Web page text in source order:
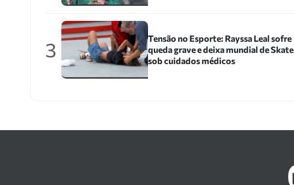
3
Tensão no Esporte: Rayssa Leal sofre
queda grave e deixa mundial de Skate
sob cuidados médicos